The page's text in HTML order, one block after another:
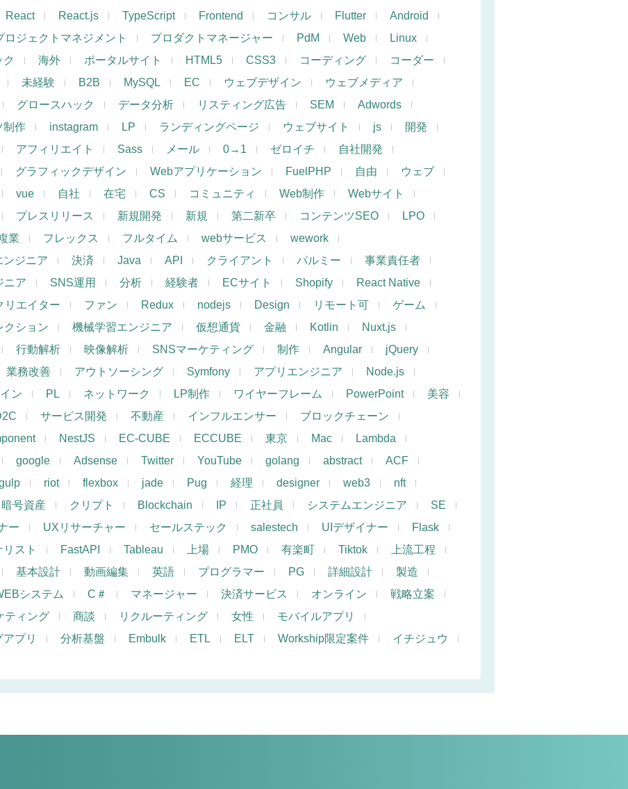
React React.js TypeScript Frontend コンサル Flutter
Android
ロジェクトマネジメント プロダクトマネージャー PdM Web
Linux
海外 ポータルサイト HTML5 CSS3 コーディング
コーダー
未経験 B2B MySQL EC ウェブデザイン
ウェブメディア
グロースハック データ分析 リスティング広告 SEM
Adwords
制作
instagram LP ランディングページ ウェブサイト js
開発
アフィリエイト Sass メール 0→1 ゼロイチ
自社開発
グラフィックデザイン Webアプリケーション FuelPHP 自由
ウェブ
vue 自社 在宅 CS コミュニティ Web制作
Webサイト
プレスリリース 新規開発 新規 第二新卒 コンテンツSEO
LPO
業 フレックス フルタイム webサービス
wework
ンジニア
決済 Java API クライアント パルミー
事業責任者
ニア
SNS運用 分析 経験者 ECサイト Shopify
React Native
リエイター ファン Redux nodejs Design リモート可
ゲーム
クション
機械学習エンジニア 仮想通貨 金融 Kotlin
Nuxt.js
行動解析 映像解析 SNSマーケティング 制作 Angular
jQuery
業務改善 アウトソーシング Symfony アプリエンジニア
Node.js
ン
PL ネットワーク LP制作 ワイヤーフレーム PowerPoint
美容
サービス開発 不動産 インフルエンサー
ブロックチェーン
NestJS EC-CUBE ECCUBE 東京 Mac
Lambda
google Adsense Twitter YouTube golang abstract
ACF
riot flexbox jade Pug 経理 designer web3
nft
暗号資産 クリプト Blockchain IP 正社員 システムエンジニア
SE
ー
UXリサーチャー セールステック salestech UIデザイナー
Flask
スト
FastAPI Tableau 上場 PMO 有楽町 Tiktok
上流工程
基本設計 動画編集 英語 プログラマー PG 詳細設計
製造
システム C＃ マネージャー 決済サービス オンライン
戦略立案
ティング
商談 リクルーティング 女性
モバイルアプリ
プリ
分析基盤 Embulk ETL ELT Workship限定案件
イチジュウ